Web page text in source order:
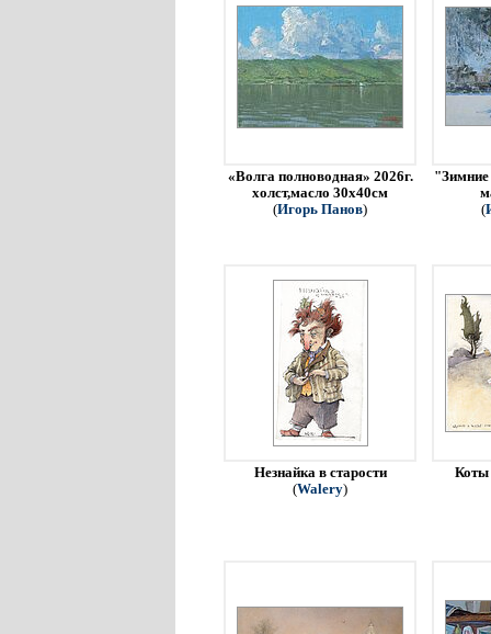
«Волга полноводная» 2026г.
холст,масло 30х40см
(Игорь Панов)
"Зимние
(
Незнайка в старости
(Walery)
Коты